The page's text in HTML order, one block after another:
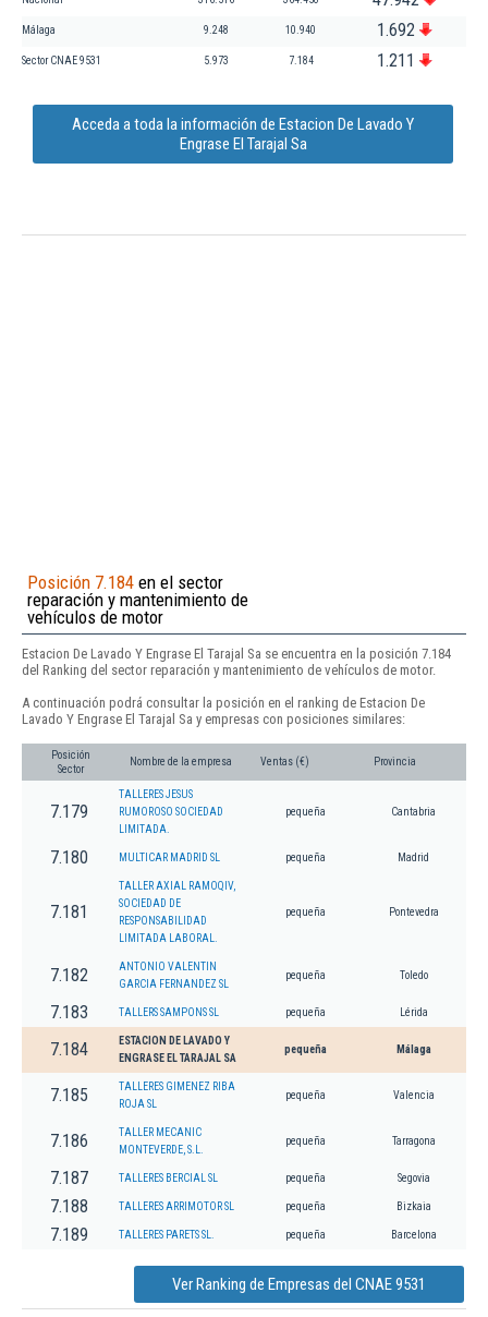
Málaga 9.248 10.940 1.692
Sector CNAE 9531 5.973 7.184 1.211
Acceda a toda la información de Estacion De Lavado Y
Engrase El Tarajal Sa
Posición 7.184 en el sector
reparación y mantenimiento de
vehículos de motor
Estacion De Lavado Y Engrase El Tarajal Sa se encuentra en la posición 7.184
del Ranking del sector reparación y mantenimiento de vehículos de motor.
A continuación podrá consultar la posición en el ranking de Estacion De
Lavado Y Engrase El Tarajal Sa y empresas con posiciones similares:
Posición
Sector
Nombre de la empresa Ventas (€) Provincia
7.179
TALLERES JESUS
RUMOROSO SOCIEDAD
LIMITADA.
pequeña Cantabria
7.180 MULTICAR MADRID SL pequeña Madrid
7.181
TALLER AXIAL RAMOQIV,
SOCIEDAD DE
RESPONSABILIDAD
LIMITADA LABORAL.
pequeña Pontevedra
7.182
ANTONIO VALENTIN
GARCIA FERNANDEZ SL
pequeña Toledo
7.183 TALLERS SAMPONS SL pequeña Lérida
7.184
ESTACION DE LAVADO Y
ENGRASE EL TARAJAL SA
pequeña Málaga
7.185
TALLERES GIMENEZ RIBA
ROJA SL
pequeña Valencia
7.186
TALLER MECANIC
MONTEVERDE, S.L.
pequeña Tarragona
7.187 TALLERES BERCIAL SL pequeña Segovia
7.188 TALLERES ARRIMOTOR SL pequeña Bizkaia
7.189 TALLERES PARETS SL. pequeña Barcelona
Ver Ranking de Empresas del CNAE 9531